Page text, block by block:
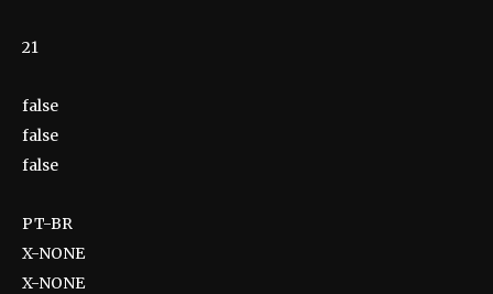
21
false
false
false
PT-BR
X-NONE
X-NONE